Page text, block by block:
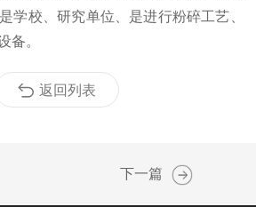
学校、研究单位、是进行粉碎工艺、
备。
返回列表
下一篇